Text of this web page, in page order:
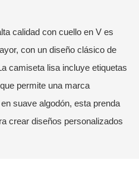
calidad con cuello en V es
con un diseño clásico de
camiseta lisa incluye etiquetas
permite una marca
suave algodón, esta prenda
crear diseños personalizados